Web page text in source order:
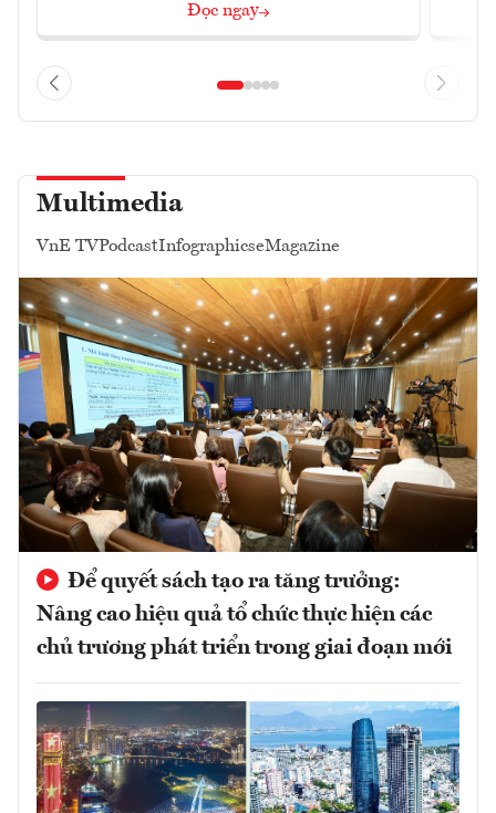
Đọc ngay
Multimedia
VnE TVPodcastInfographicseMagazine
Để quyết sách tạo ra tăng trưởng:
Nâng cao hiệu quả tổ chức thực hiện các
chủ trương phát triển trong giai đoạn mới